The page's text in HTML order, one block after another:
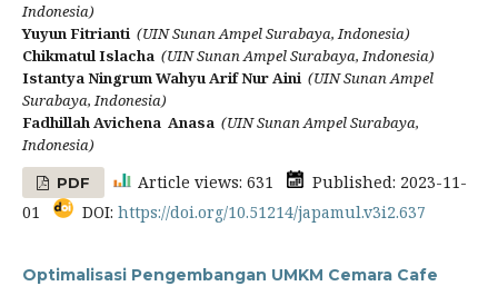
Indonesia)
Yuyun Fitrianti (UIN Sunan Ampel Surabaya, Indonesia)
Chikmatul Islacha (UIN Sunan Ampel Surabaya, Indonesia)
Istantya Ningrum Wahyu Arif Nur Aini (UIN Sunan Ampel
Surabaya, Indonesia)
Fadhillah Avichena Anasa (UIN Sunan Ampel Surabaya,
Indonesia)
PDF Article views: 631
Published: 2023-11-
01
DOI: https://doi.org/10.51214/japamul.v3i2.637
Optimalisasi Pengembangan UMKM Cemara Cafe